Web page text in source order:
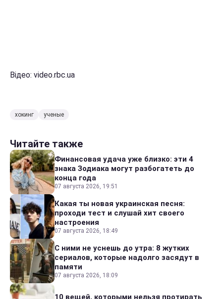
Відео: video.rbc.ua
хокинг ученые
Читайте также
Финансовая удача уже близко: эти 4
знака Зодиака могут разбогатеть до
конца года
07 августа 2026, 19:51
Какая ты новая украинская песня:
проходи тест и слушай хит своего
настроения
07 августа 2026, 18:49
С ними не уснешь до утра: 8 жутких
сериалов, которые надолго засядут в
памяти
07 августа 2026, 18:09
10 вещей, которыми нельзя протирать